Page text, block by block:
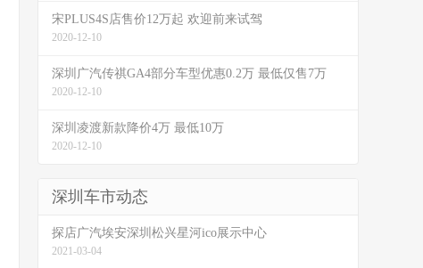
宋PLUS4S店售价12万起 欢迎前来试驾
2020-12-10
深圳广汽传祺GA4部分车型优惠0.2万 最低仅售7万
2020-12-10
深圳凌渡新款降价4万 最低10万
2020-12-10
深圳车市动态
探店广汽埃安深圳松兴星河ico展示中心
2021-03-04